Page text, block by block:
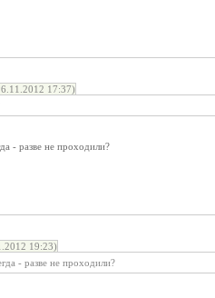
17:37)
- разве не проходили?
19:23)
- разве не проходили?